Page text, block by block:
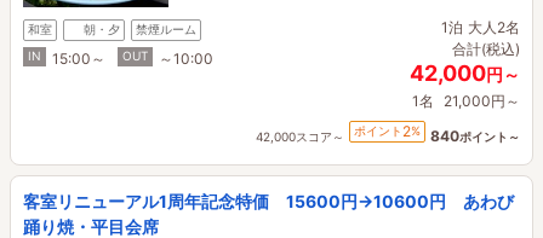
和室 朝・夕
禁煙ルーム
IN
15:00～ OUT ～10:00
1泊 大人2名
合計(税込)
42,000円～
1名 21,000円～
42,000スコア～ ポイント 2% 840ポイント～
客室リニューアル1周年記念特価 15600円→10600円 あわび
踊り焼・平目会席